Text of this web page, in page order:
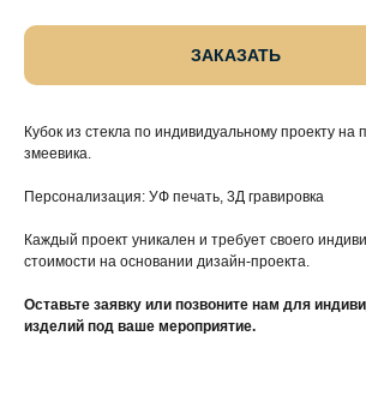
ЗАКАЗАТЬ
Кубок из стекла по индивидуальному проекту на
змеевика.
Персонализация: УФ печать, 3Д гравировка
Каждый проект уникален и требует своего
стоимости на основании дизайн-проекта.
Оставьте заявку или позвоните нам для
изделий под ваше мероприятие.